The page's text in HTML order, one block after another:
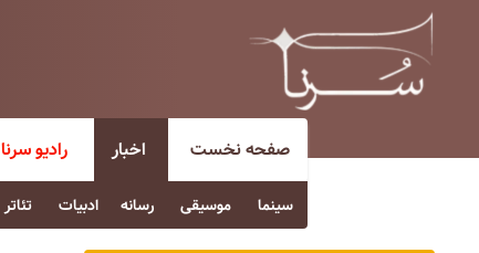
صفحه نخست اخبار
سینما موسیقی رسانه ادبیات تئاتر
رادیو سرنا